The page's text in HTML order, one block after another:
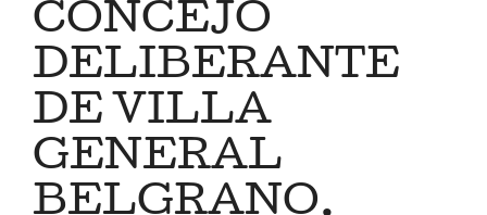
CONCEJO
DELIBERANTE
DE VILLA
GENERAL
BELGRANO.